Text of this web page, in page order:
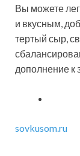
Вы можете
и вкусным,
тертый сыр,
дополнение к
sovkusom.ru